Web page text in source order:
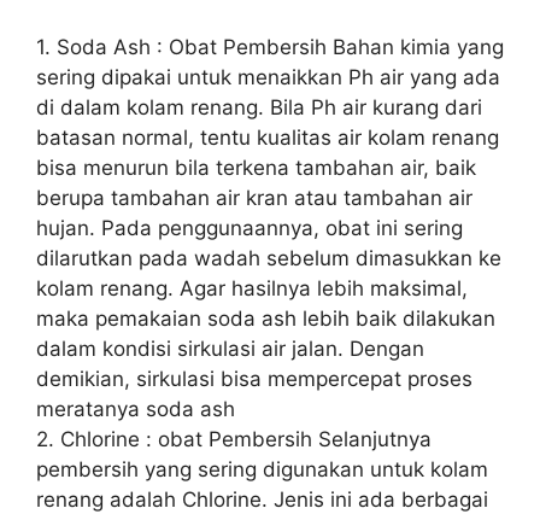
1. Soda Ash : Obat Pembersih Bahan kimia yang
sering dipakai untuk menaikkan Ph air yang ada
di dalam kolam renang. Bila Ph air kurang dari
batasan normal, tentu kualitas air kolam renang
bisa menurun bila terkena tambahan air, baik
berupa tambahan air kran atau tambahan air
hujan. Pada penggunaannya, obat ini sering
dilarutkan pada wadah sebelum dimasukkan ke
kolam renang. Agar hasilnya lebih maksimal,
maka pemakaian soda ash lebih baik dilakukan
dalam kondisi sirkulasi air jalan. Dengan
demikian, sirkulasi bisa mempercepat proses
meratanya soda ash
2. Chlorine : obat Pembersih Selanjutnya
pembersih yang sering digunakan untuk kolam
renang adalah Chlorine. Jenis ini ada berbagai